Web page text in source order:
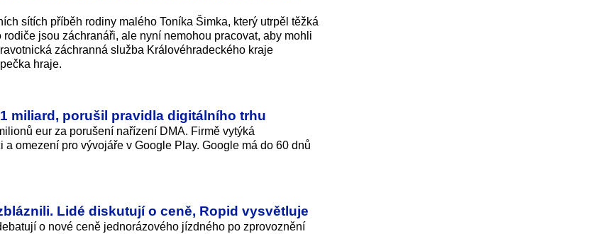
sítích příběh rodiny malého Toníka Šimka, který utrpěl těžká
jsou záchranáři, ale nyní nemohou pracovat, aby mohli
záchranná služba Královéhradeckého kraje
hraje.
miliard, porušil pravidla digitálního trhu
eur za porušení nařízení DMA. Firmě vytýká
omezení pro vývojáře v Google Play. Google má do 60 dnů
Lidé diskutují o ceně, Ropid vysvětluje
o nové ceně jednorázového jízdného po zprovoznění